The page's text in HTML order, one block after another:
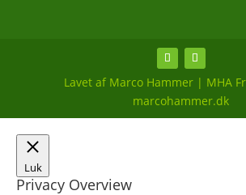
Lavet af Marco Hammer | MHA
marcohammer.dk
Luk
Privacy Overview